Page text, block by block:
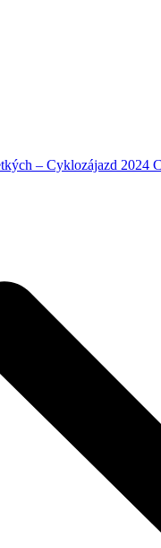
– Cyklozájazd